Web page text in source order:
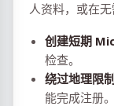
人资料，或在
创建短期
检查。
绕过地理限
能完成注册。